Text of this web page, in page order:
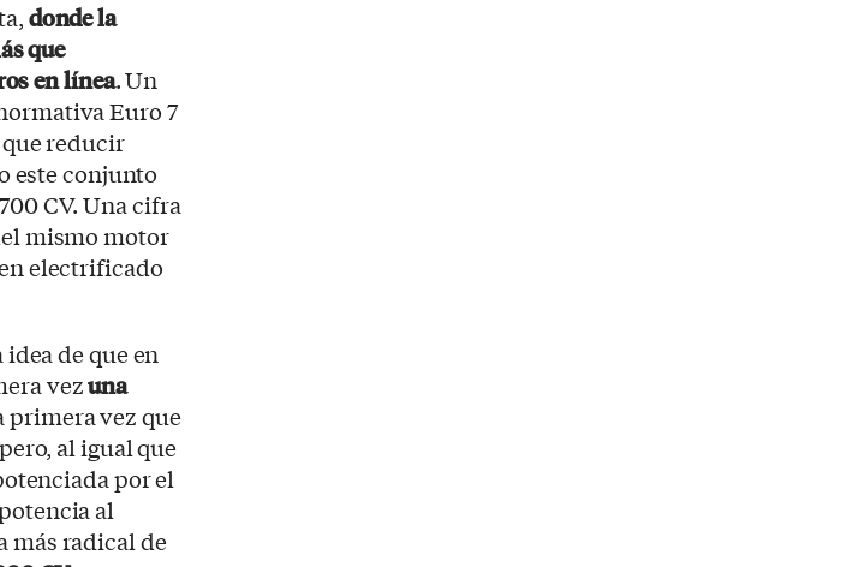
donde la
que
en línea. Un
Euro 7
reducir
este conjunto
CV. Una cifra
mismo motor
electrificado
de que en
vezuna
primera vez que
al igual que
por el
al
más radical de